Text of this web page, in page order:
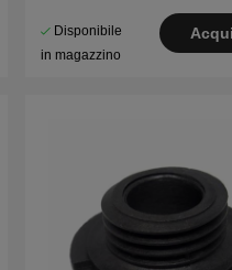
Disponibile
in magazzino